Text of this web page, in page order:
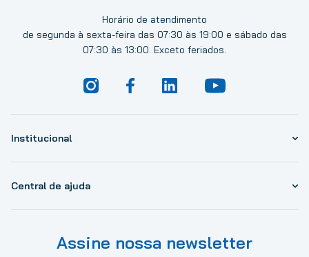
Horário de atendimento
de segunda à sexta-feira das 07:30 às 19:00 e sábado das
07:30 às 13:00. Exceto feriados.
Institucional
Central de ajuda
Assine nossa newsletter